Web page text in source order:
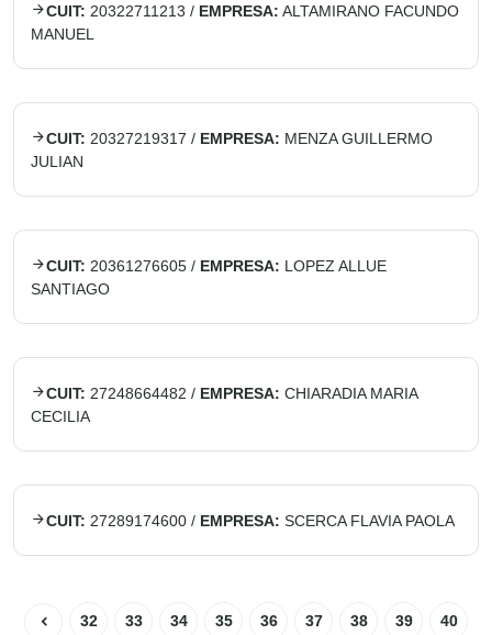
CUIT: 20322711213 / EMPRESA: ALTAMIRANO FACUNDO
MANUEL
CUIT: 20327219317 / EMPRESA: MENZA GUILLERMO
JULIAN
CUIT: 20361276605 / EMPRESA: LOPEZ ALLUE
SANTIAGO
CUIT: 27248664482 / EMPRESA: CHIARADIA MARIA
CECILIA
CUIT: 27289174600 / EMPRESA: SCERCA FLAVIA PAOLA
32 33 34 35 36 37 38 39 40